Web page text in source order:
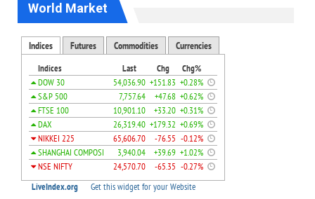
World Market